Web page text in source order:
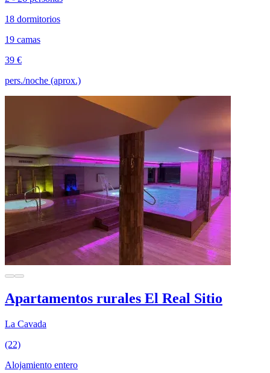
18 dormitorios
19 camas
39 €
pers./noche (aprox.)
Apartamentos rurales El Real Sitio
La Cavada
(22)
Alojamiento entero